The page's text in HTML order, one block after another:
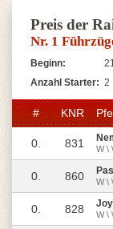
Preis der
Nr. 1
Beginn:
Anzahl Starter: 2
# KNR
0. 831 W \
0. 860 W \
0. 828 Joy
W \